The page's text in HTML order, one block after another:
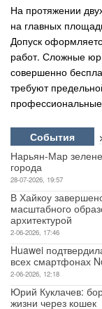
На протяжении
на главных
Допуск
работ. Сложные
совершенно
требуют
События
Нарьян-Мар
города
28-07-2026, 19:57
В Хайкоу
масштабного
архитектурой
2-06-2026, 17:46
Huawei
всех смартфонах
2-06-2026, 12:18
Юрий Куклачев:
жизни через кошек